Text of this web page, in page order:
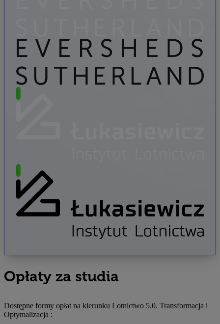
Opłaty za studia
Dostępne formy opłat na kierunku Lotnictwo 5.0. Transformacja i
Optymalizacja :